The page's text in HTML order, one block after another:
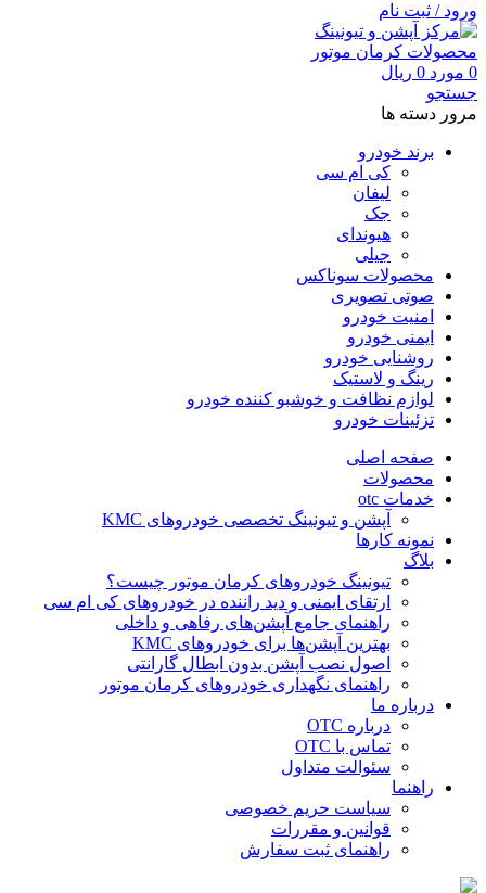
ورود / ثبت نام
0 مورد 0 ریال
جستجو
مرور دسته ها
برند خودرو
کی ام سی
لیفان
جک
هیوندای
جیلی
محصولات سوناکس
صوتی تصویری
امنیت خودرو
ایمنی خودرو
روشنایی خودرو
رینگ و لاستیک
لوازم نظافت و خوشبو کننده خودرو
تزئینات خودرو
صفحه اصلی
محصولات
خدمات otc
آپشن و تیونینگ تخصصی خودروهای KMC
نمونه کارها
بلاگ
تیونینگ خودروهای کرمان موتور چیست؟
ارتقای ایمنی و دید راننده در خودروهای کی ام سی
راهنمای جامع آپشن‌های رفاهی و داخلی
بهترین آپشن‌ها برای خودروهای KMC
اصول نصب آپشن بدون ابطال گارانتی
راهنمای نگهداری خودروهای کرمان موتور
درباره ما
درباره OTC
تماس با OTC
سئوالت متداول
راهنما
سیاست حریم خصوصی
قوانین و مقررات
راهنمای ثبت سفارش